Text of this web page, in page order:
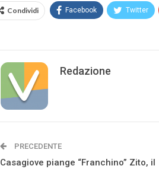
Condividi Facebook Twitter
Redazione
PRECEDENTE
Casagiove piange “Franchino” Zito, il